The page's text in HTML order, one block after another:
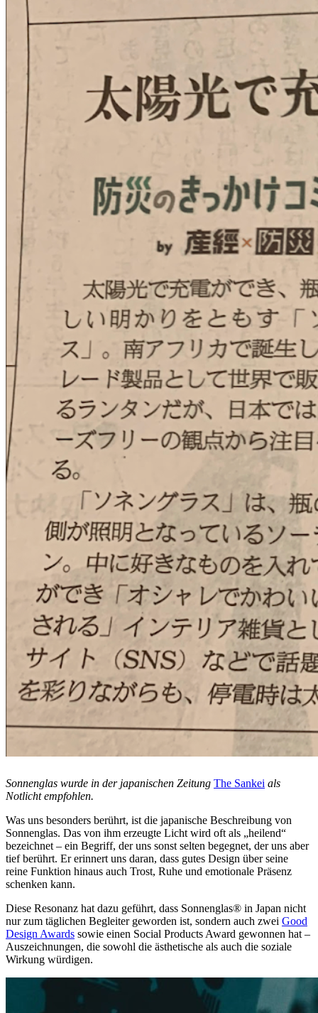
Sonnenglas wurde in der japanischen Zeitung The Sankei als
Notlicht empfohlen.
Was uns besonders berührt, ist die japanische Beschreibung von
Sonnenglas. Das von ihm erzeugte Licht wird oft als „heilend“
bezeichnet – ein Begriff, der uns sonst selten begegnet, der uns aber
tief berührt. Er erinnert uns daran, dass gutes Design über seine
reine Funktion hinaus auch Trost, Ruhe und emotionale Präsenz
schenken kann.
Diese Resonanz hat dazu geführt, dass Sonnenglas® in Japan nicht
nur zum täglichen Begleiter geworden ist, sondern auch zwei Good
Design Awards sowie einen Social Products Award gewonnen hat –
Auszeichnungen, die sowohl die ästhetische als auch die soziale
Wirkung würdigen.